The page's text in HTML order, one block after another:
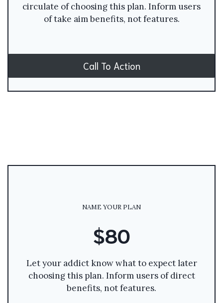
circulate of choosing this plan. Inform users
of take aim benefits, not features.
Call To Action
NAME YOUR PLAN
$80
Let your addict know what to expect later
choosing this plan. Inform users of direct
benefits, not features.